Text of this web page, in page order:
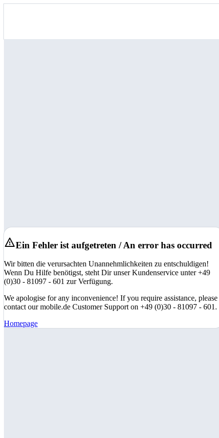
Ein Fehler ist aufgetreten / An error has occurred
Wir bitten die verursachten Unannehmlichkeiten zu entschuldigen!
Wenn Du Hilfe benötigst, steht Dir unser Kundenservice unter +49
(0)30 - 81097 - 601 zur Verfügung.
We apologise for any inconvenience! If you require assistance, please
contact our mobile.de Customer Support on +49 (0)30 - 81097 - 601.
Homepage